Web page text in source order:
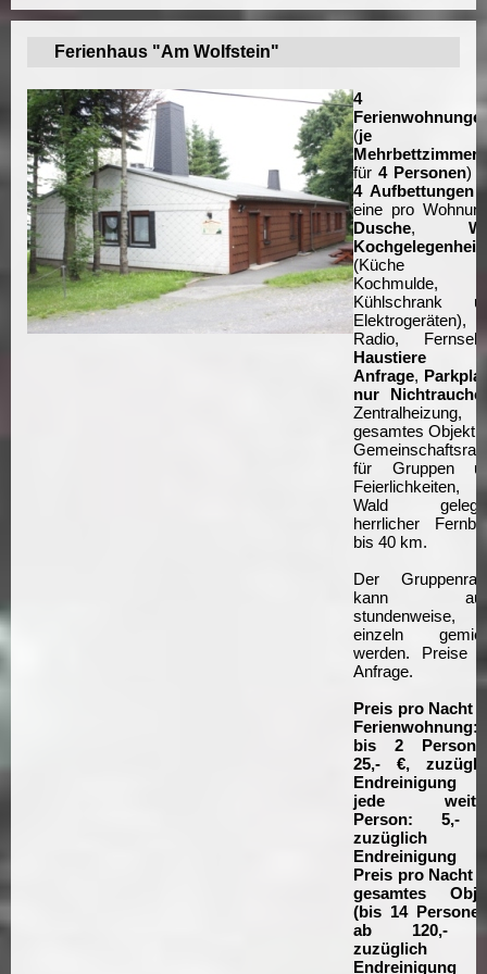
Ferienhaus "Am Wolfstein"
4
(je
Mehrbettzimmer
für 4 Personen)
4 Aufbettungen
eine pro
Dusche,
Kochgelegenheit
(Küche
Kochmulde,
Kühlschrank
Elektrogeräten),
Radio,
Haustiere
Anfrage,
nur
Zentralheizung,
gesamtes Objekt
für Gruppen
Feierlichkeiten,
Wald
herrlicher
bis 40 km.
Der
kann
stundenweise,
einzeln
werden. Preise
Anfrage.
Preis pro Nacht
Ferienwohnung:
bis 2
25,- €,
Endreinigung
jede
Person: 5,-
zuzüglich
Endreinigung
Preis pro Nacht
gesamtes
(bis 14
ab 120,-
zuzüglich
Endreinigung